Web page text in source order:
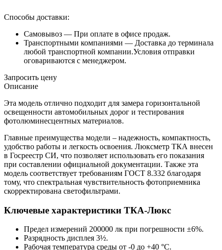
Способы доставки:
Самовывоз — При оплате в офисе продаж.
Транспортными компаниями — Доставка до терминала
любой транспортной компании.Условия отправки
оговариваются с менеджером.
Запросить цену
Описание
Эта модель отлично подходит для замера горизонтальной
освещенности автомобильных дорог и тестирования
фотолюминесцентных материалов.
Главные преимущества модели – надежность, компактность,
удобство работы и легкость освоения. Люксметр ТКА внесен
в Госреестр СИ, что позволяет использовать его показания
при составлении официальной документации. Также эта
модель соответствует требованиям ГОСТ 8.332 благодаря
тому, что спектральная чувствительность фотоприемника
скорректирована светофильтрами.
Ключевые характеристики ТКА-Люкс
Предел измерений 200000 лк при погрешности ±6%.
Разрядность дисплея 3½.
Рабочая температура среды от -0 до +40 °С.